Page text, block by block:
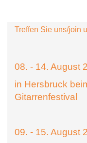
Treffen Sie uns/join
08. - 14. August
in Hersbruck
Gitarrenfestival
09. - 15. August